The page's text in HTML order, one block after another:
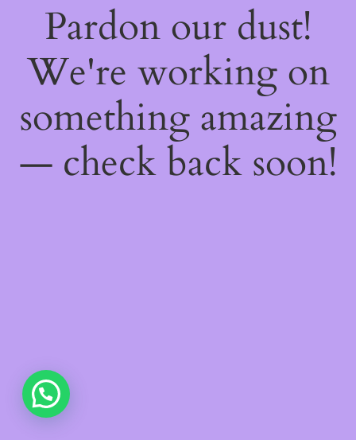
Pardon our dust!
We're working on
something amazing
— check back soon!